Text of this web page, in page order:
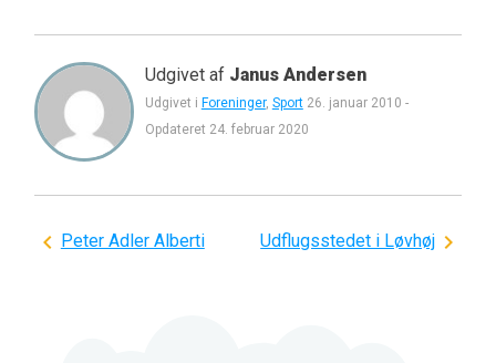
Udgivet af Janus Andersen
Udgivet i Foreninger, Sport 26. januar 2010 -
Opdateret 24. februar 2020
Indlægsnavigation
Peter Adler Alberti Udflugsstedet i Løvhøj